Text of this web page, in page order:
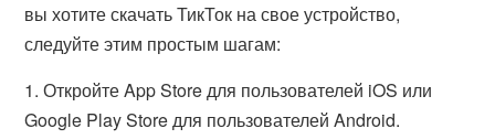
вы хотите скачать ТикТок на свое устройство,
следуйте этим простым шагам:
1. Откройте App Store для пользователей iOS или
Google Play Store для пользователей Android.